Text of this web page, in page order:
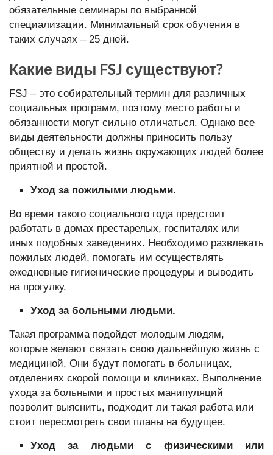
обязательные семинары по выбранной
специализации. Минимальный срок обучения в
таких случаях – 25 дней.
Какие виды FSJ существуют?
FSJ – это собирательный термин для различных
социальных программ, поэтому место работы и
обязанности могут сильно отличаться. Однако все
виды деятельности должны приносить пользу
обществу и делать жизнь окружающих людей более
приятной и простой.
Уход за пожилыми людьми.
Во время такого социального года предстоит
работать в домах престарелых, госпиталях или
иных подобных заведениях. Необходимо развлекать
пожилых людей, помогать им осуществлять
ежедневные гигиенические процедуры и выводить
на прогулку.
Уход за больными людьми.
Такая программа подойдет молодым людям,
которые желают связать свою дальнейшую жизнь с
медициной. Они будут помогать в больницах,
отделениях скорой помощи и клиниках. Выполнение
ухода за больными и простых манипуляций
позволит выяснить, подходит ли такая работа или
стоит пересмотреть свои планы на будущее.
Уход за людьми с физическими или